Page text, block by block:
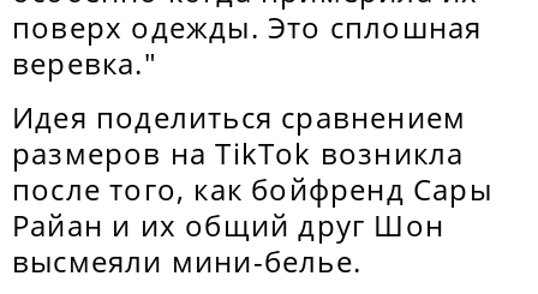
поверх одежды. Это сплошная
веревка."
Идея поделиться сравнением
размеров на TikTok возникла
после того, как бойфренд Сары
Райан и их общий друг Шон
высмеяли мини-белье.